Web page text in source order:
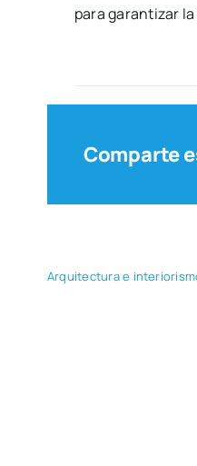
para garan­ti­zar
Comparte
Arqui­tec­tu­ra e